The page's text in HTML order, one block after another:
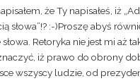
że Ty napisałeś, iż
słowa”!? :-)Proszę abyś
Retoryka nie jest mi aż
iż prawo do obrony
wszyscy ludzie, od